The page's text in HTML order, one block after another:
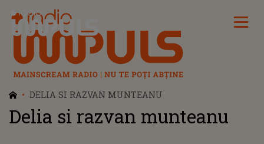
Radio Impuls
DELIA SI RAZVAN MUNTEANU
Delia si razvan munteanu